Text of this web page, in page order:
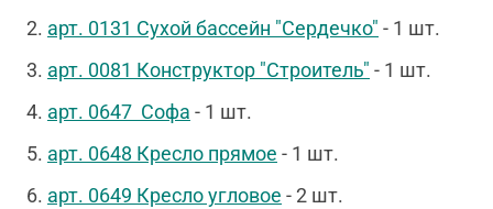
2. арт. 0131 Сухой бассейн "Сердечко" - 1 шт.
3. арт. 0081 Конструктор "Строитель" - 1 шт.
4. арт. 0647 Софа - 1 шт.
5. арт. 0648 Кресло прямое - 1 шт.
6. арт. 0649 Кресло угловое - 2 шт.